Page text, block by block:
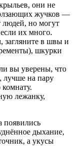
они не
жучков —
но могут
их много.
загляните в швы и
шкурки
вы уверены, что
лучше на пару
лежанку,
появились
дыхание,
а укусы